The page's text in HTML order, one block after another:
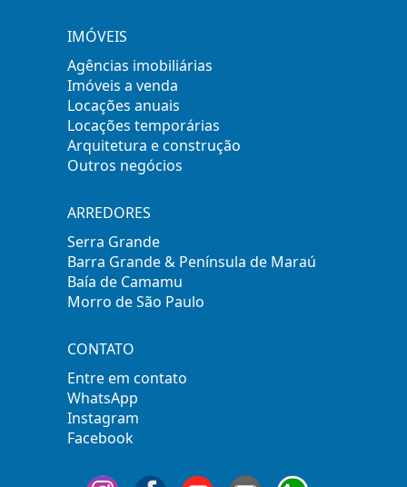
IMÓVEIS
Agências imobiliárias
Imóveis a venda
Locações anuais
Locações temporárias
Arquitetura e construção
Outros negócios
ARREDORES
Serra Grande
Barra Grande & Península de Maraú
Baía de Camamu
Morro de São Paulo
CONTATO
Entre em contato
WhatsApp
Instagram
Facebook